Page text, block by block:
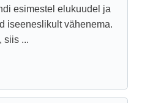
esimestel elukuudel ja
iseeneslikult vähenema.
siis ...